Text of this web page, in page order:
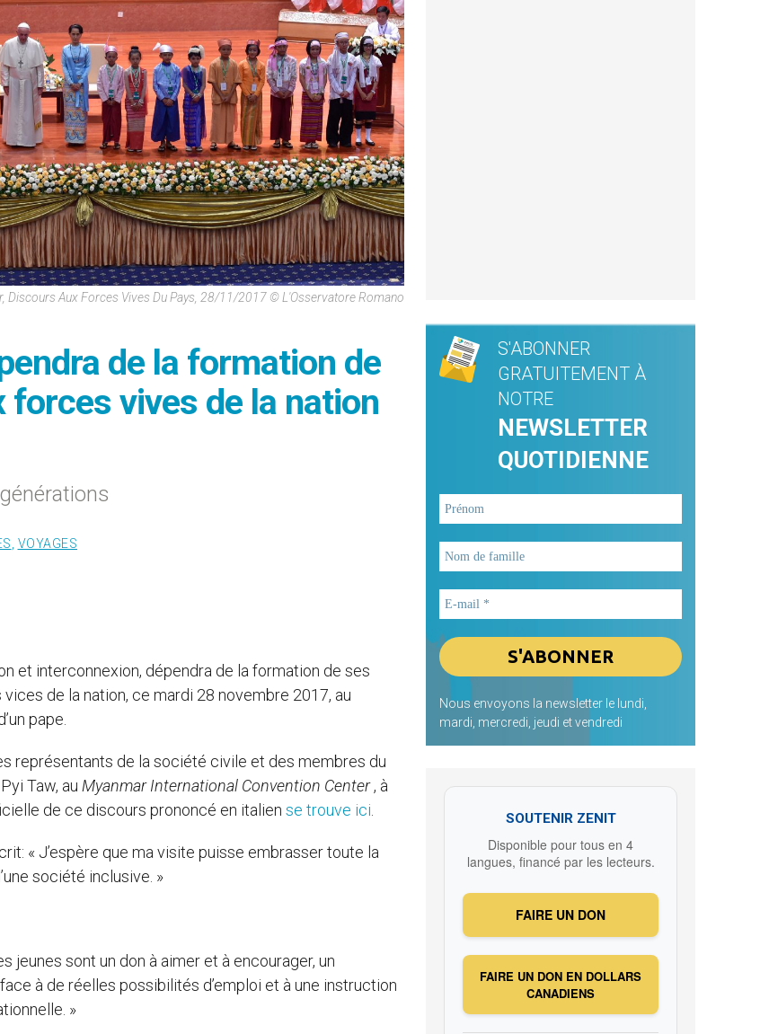
Discours Aux Forces Vives Du Pays, 28/11/2017 © L'Osservatore Romano
de la formation de
vives de la nation
VOYAGES
et interconnexion, dépendra de la formation de ses
de la nation, ce mardi 28 novembre 2017, au
pape.
représentants de la société civile et des membres du
Taw, au Myanmar International Convention Center, à
de ce discours prononcé en italien se trouve ici
« J’espère que ma visite puisse embrasser toute la
société inclusive. »
jeunes sont un don à aimer et à encourager, un
à de réelles possibilités d’emploi et à une instruction
»
S'ABONNER
GRATUITEMENT À
NOTRE
NEWSLETTER
QUOTIDIENNE
Nous envoyons la newsletter le lundi,
mardi, mercredi, jeudi et vendredi
SOUTENIR ZENIT
Disponible pour tous en 4
langues, financé par les lecteurs.
FAIRE UN DON
FAIRE UN DON EN DOLLARS
CANADIENS